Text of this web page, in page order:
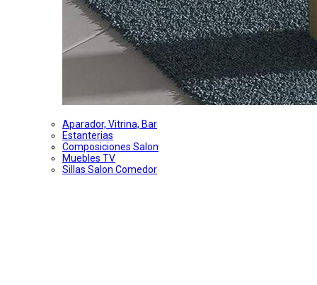
Aparador, Vitrina, Bar
Estanterias
Composiciones Salon
Muebles TV
Sillas Salon Comedor